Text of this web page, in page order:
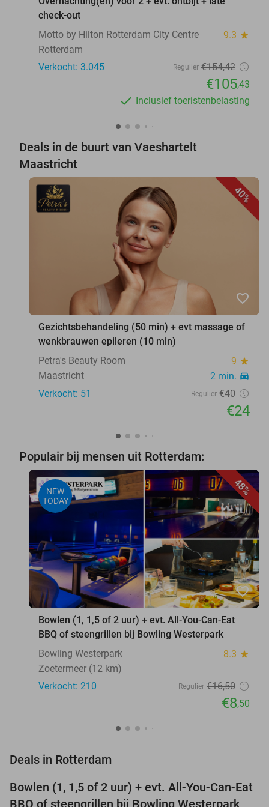
check-out
Motto by Hilton Rotterdam City Centre
9.3 star
Rotterdam
Verkocht: 3.045
Regulier €154,42
€105,43
Inclusief toeristenbelasting
Deals in de buurt van Vaeshartelt
Maastricht
40%
favorite_border
Gezichtsbehandeling (50 min) + evt massage of
wenkbrauwen epileren (10 min)
Petra's Beauty Room
9 star
Maastricht 2 min. directions_car
Verkocht: 51 Regulier €40
€24
Populair bij mensen uit Rotterdam:
48%
NEW
TODAY
favorite_border
Bowlen (1, 1,5 of 2 uur) + evt. All-You-Can-Eat
BBQ of steengrillen bij Bowling Westerpark
Bowling Westerpark
8.3 star
Zoetermeer (12 km)
Verkocht: 210
Regulier €16,50
€8,50
Deals in Rotterdam
48%
TODAY
Bowlen (1, 1,5 of 2 uur) + evt. All-You-Can-Eat
BBQ of steengrillen bij Bowling Westerpark